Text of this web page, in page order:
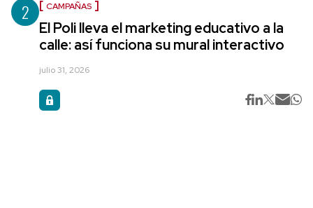
2 CAMPAÑAS
El Poli lleva el marketing educativo a la
calle: así funciona su mural interactivo
julio 31, 2026